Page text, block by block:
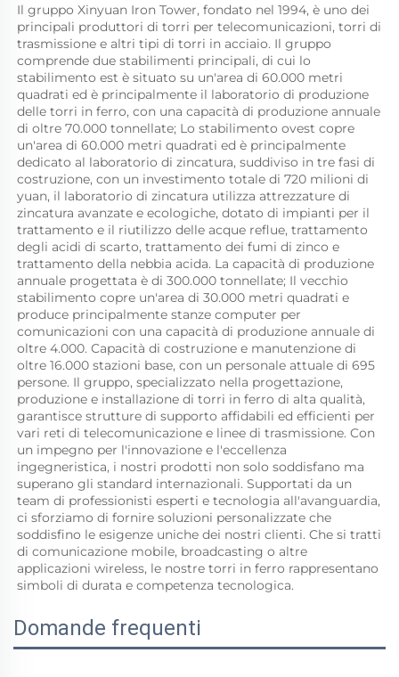
Il gruppo Xinyuan Iron Tower, fondato nel 1994, è uno dei
principali produttori di torri per telecomunicazioni, torri di
trasmissione e altri tipi di torri in acciaio. Il gruppo
comprende due stabilimenti principali, di cui lo
stabilimento est è situato su un'area di 60.000 metri
quadrati ed è principalmente il laboratorio di produzione
delle torri in ferro, con una capacità di produzione annuale
di oltre 70.000 tonnellate; Lo stabilimento ovest copre
un'area di 60.000 metri quadrati ed è principalmente
dedicato al laboratorio di zincatura, suddiviso in tre fasi di
costruzione, con un investimento totale di 720 milioni di
yuan, il laboratorio di zincatura utilizza attrezzature di
zincatura avanzate e ecologiche, dotato di impianti per il
trattamento e il riutilizzo delle acque reflue, trattamento
degli acidi di scarto, trattamento dei fumi di zinco e
trattamento della nebbia acida. La capacità di produzione
annuale progettata è di 300.000 tonnellate; Il vecchio
stabilimento copre un'area di 30.000 metri quadrati e
produce principalmente stanze computer per
comunicazioni con una capacità di produzione annuale di
oltre 4.000. Capacità di costruzione e manutenzione di
oltre 16.000 stazioni base, con un personale attuale di 695
persone. Il gruppo, specializzato nella progettazione,
produzione e installazione di torri in ferro di alta qualità,
garantisce strutture di supporto affidabili ed efficienti per
vari reti di telecomunicazione e linee di trasmissione. Con
un impegno per l'innovazione e l'eccellenza
ingegneristica, i nostri prodotti non solo soddisfano ma
superano gli standard internazionali. Supportati da un
team di professionisti esperti e tecnologia all'avanguardia,
ci sforziamo di fornire soluzioni personalizzate che
soddisfino le esigenze uniche dei nostri clienti. Che si tratti
di comunicazione mobile, broadcasting o altre
applicazioni wireless, le nostre torri in ferro rappresentano
simboli di durata e competenza tecnologica.
Domande frequenti